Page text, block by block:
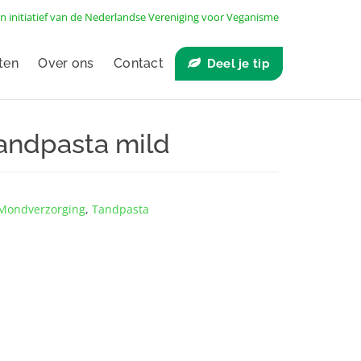
initiatief van de Nederlandse Vereniging voor Veganisme
Over ons Contact Deel je tip
mild
,Tandpasta